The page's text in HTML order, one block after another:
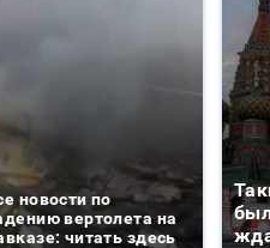
новости по
вертолета на
читать здесь